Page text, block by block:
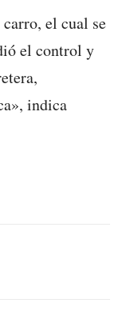
el cual se
el control y
indica